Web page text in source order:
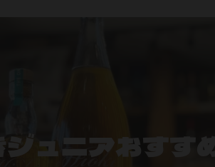
ュニアおすすめ